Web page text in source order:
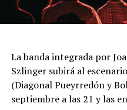
cuidada puesta escénica,
quienes siguen el tango
Jueves 6 a las 21:
nunca muera”
aniversario con una noche
música, danza y tradición.
fiesta de pañuelos en la
abrazos y el sentimiento
La banda integrada por
Szlinger subirá al
(Diagonal Pueyrredón y
septiembre a las 21 y las